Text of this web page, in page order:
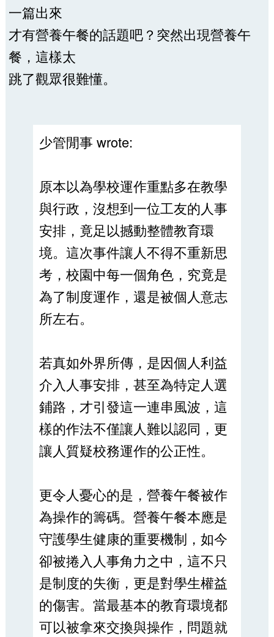
一篇出來
才有營養午餐的話題吧？突然出現營養午
餐，這樣太
跳了觀眾很難懂。
少管閒事 wrote:
原本以為學校運作重點多在教學
與行政，沒想到一位工友的人事
安排，竟足以撼動整體教育環
境。這次事件讓人不得不重新思
考，校園中每一個角色，究竟是
為了制度運作，還是被個人意志
所左右。
若真如外界所傳，是因個人利益
介入人事安排，甚至為特定人選
鋪路，才引發這一連串風波，這
樣的作法不僅讓人難以認同，更
讓人質疑校務運作的公正性。
更令人憂心的是，營養午餐被作
為操作的籌碼。營養午餐本應是
守護學生健康的重要機制，如今
卻被捲入人事角力之中，這不只
是制度的失衡，更是對學生權益
的傷害。當最基本的教育環境都
可以被拿來交換與操作，問題就